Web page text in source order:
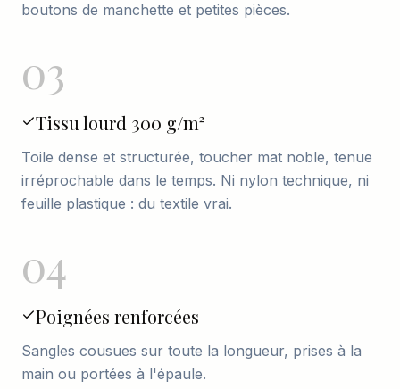
boutons de manchette et petites pièces.
03
Tissu lourd 300 g/m²
Toile dense et structurée, toucher mat noble, tenue
irréprochable dans le temps. Ni nylon technique, ni
feuille plastique : du textile vrai.
04
Poignées renforcées
Sangles cousues sur toute la longueur, prises à la
main ou portées à l'épaule.